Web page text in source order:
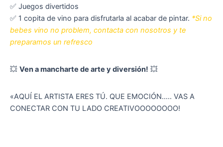
✅ Juegos divertidos
✅ 1 copita de vino para disfrutarla al acabar de pintar. *Si no
bebes vino no problem, contacta con nosotros y te
preparamos un refresco
💥 Ven a mancharte de arte y diversión! 💥
«AQUÍ EL ARTISTA ERES TÚ. QUE EMOCIÓN….. VAS A
CONECTAR CON TU LADO CREATIVOOOOOOOO!